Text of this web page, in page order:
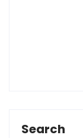
Search